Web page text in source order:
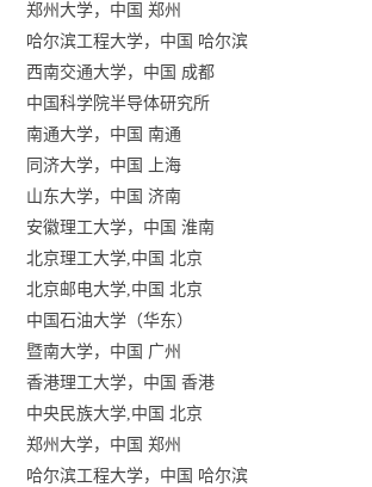
郑州大学，中国 郑州
哈尔滨工程大学，中国 哈尔滨
西南交通大学，中国 成都
中国科学院半导体研究所
南通大学，中国 南通
同济大学，中国 上海
山东大学，中国 济南
安徽理工大学，中国 淮南
北京理工大学,中国 北京
北京邮电大学,中国 北京
中国石油大学（华东）
暨南大学，中国 广州
香港理工大学，中国 香港
中央民族大学,中国 北京
郑州大学，中国 郑州
哈尔滨工程大学，中国 哈尔滨